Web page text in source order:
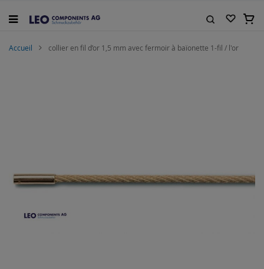
au
Mon
Accueil collier en fil d’or 1,5 mm avec fermoir à baïonette 1-fil / l'or